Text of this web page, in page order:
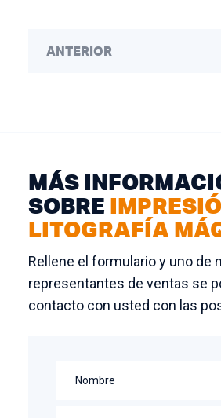
ANTERIOR
MÁS
SOBRE
LITOGRAFÍA
Rellene el formulario y uno de
representantes de ventas se
contacto con usted con las
Nombre